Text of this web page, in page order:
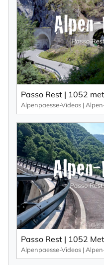
Vorname
Nachname
Ihre E-Mail-Adresse
Ich willige in den
den ich jederzeit mit
selbst abbestellen